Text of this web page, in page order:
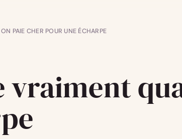
PAIE CHER POUR UNE ÉCHARPE
vraiment